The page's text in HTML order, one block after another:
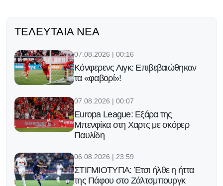
ΤΕΛΕΥΤΑΊΑ ΝΈΑ
07.08.2026 | 00:16
Κόνφερενς Λιγκ: Επιβεβαιώθηκαν
τα «φαβορί»!
07.08.2026 | 00:07
Europa League: Εξάρα της
Μπενφίκα στη Χαρτς με σκόρερ
Παυλίδη
06.08.2026 | 23:59
ΣΤΙΓΜΙΟΤΥΠΑ: Έτσι ήλθε η ήττα
της Πάφου στο Ζάλτσμπουργκ